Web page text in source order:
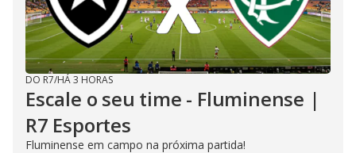
DO R7/HÁ 3 HORAS
Escale o seu time - Fluminense |
R7 Esportes
Fluminense em campo na próxima partida!